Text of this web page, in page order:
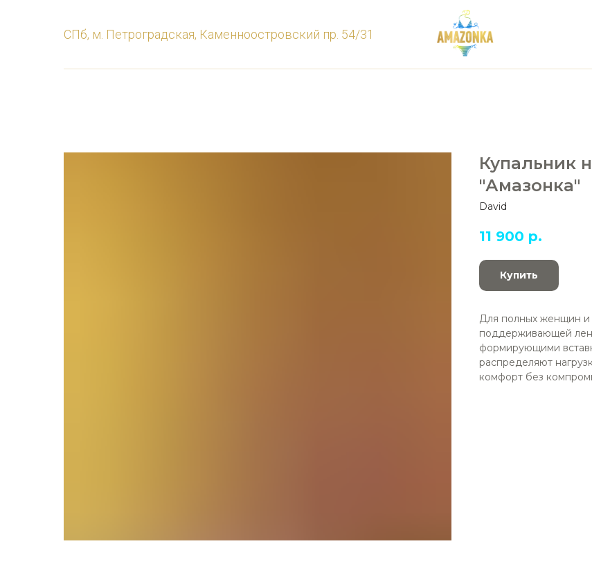
СПб, м. Петроградская, Каменноостровский пр. 54/31
Купальник
"Амазонка"
David
11 900 р.
Купить
Для полных женщин
поддерживающей
формирующими
распределяют
комфорт без